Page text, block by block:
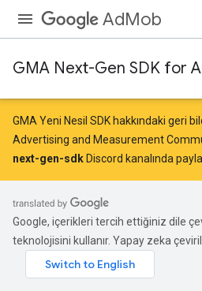
AdMob
GMA Next-Gen SDK for
GMA Yeni Nesil SDK hakkındaki geri
Advertising and Measurement
next-gen-sdk Discord kanalında
Google, içerikleri tercih ettiğiniz dile
teknolojisini kullanır. Yapay zeka